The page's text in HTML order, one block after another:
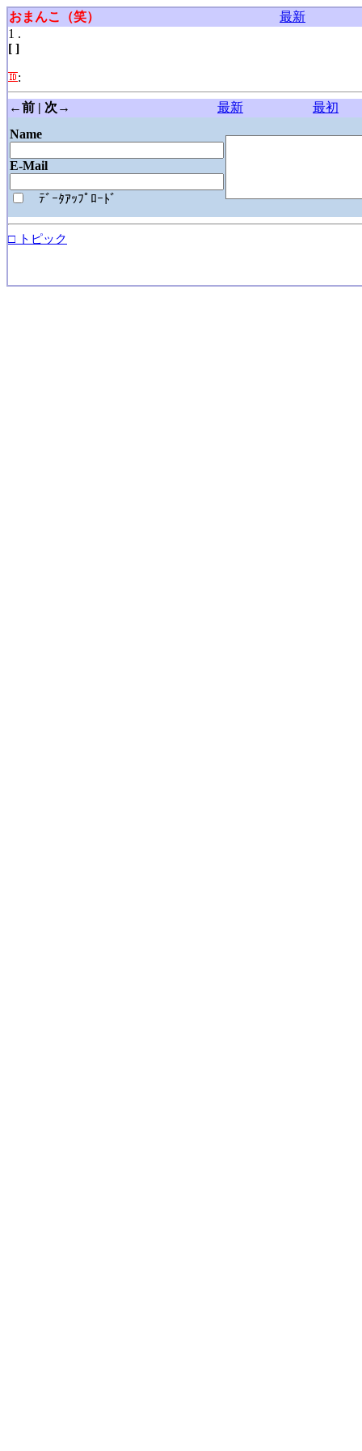
おまんこ（笑）
最新
1 .
[ ]
:
←前 | 次→ 最新
最初
Name
E-Mail
ﾃﾞｰﾀｱｯﾌﾟﾛｰﾄﾞ
□ トピック